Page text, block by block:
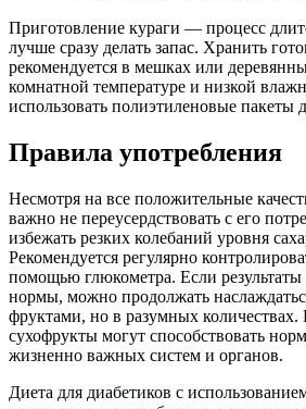
Приготовление кураги — процесс
лучше сразу делать запас. Хранить
рекомендуется в мешках или
комнатной температуре и низкой
использовать полиэтиленовые пакеты
Правила употребления
Несмотря на все положительные
важно не переусердствовать с его
избежать резких колебаний уровня
Рекомендуется регулярно
помощью глюкометра. Если результаты
нормы, можно продолжать
фруктами, но в разумных количествах.
сухофрукты могут способствовать
жизненно важных систем и органов.
Диета для диабетиков с